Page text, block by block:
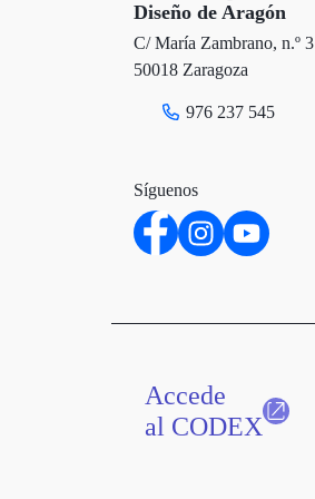
Diseño de Aragón
C/ María Zambrano, n.º 3
50018 Zaragoza
976 237 545
Síguenos
Accede
al CODEX